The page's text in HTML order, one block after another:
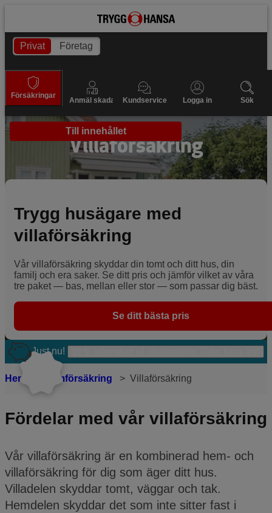
Till innehållet
Privat Företag
Försäkringar
Anmäl skada Kundservice Logga in Sök
Villaförsäkring
Trygg husägare med
villaförsäkring
Vår villaförsäkring skyddar din tomt och ditt hus, din
familj och era saker. Se ditt pris och jämför vilket av våra
tre paket — bas, mellan eller stor — som passar dig bäst.
Se ditt bästa pris
Just nu!
Hem Hemförsäkring Villaförsäkring
Fördelar med vår villaförsäkring
Vår villaförsäkring är en kombinerad hem- och
villaförsäkring för dig som äger ditt hus.
Villadelen skyddar tomt, väggar och tak.
Hemdelen skyddar det som inte sitter fast i